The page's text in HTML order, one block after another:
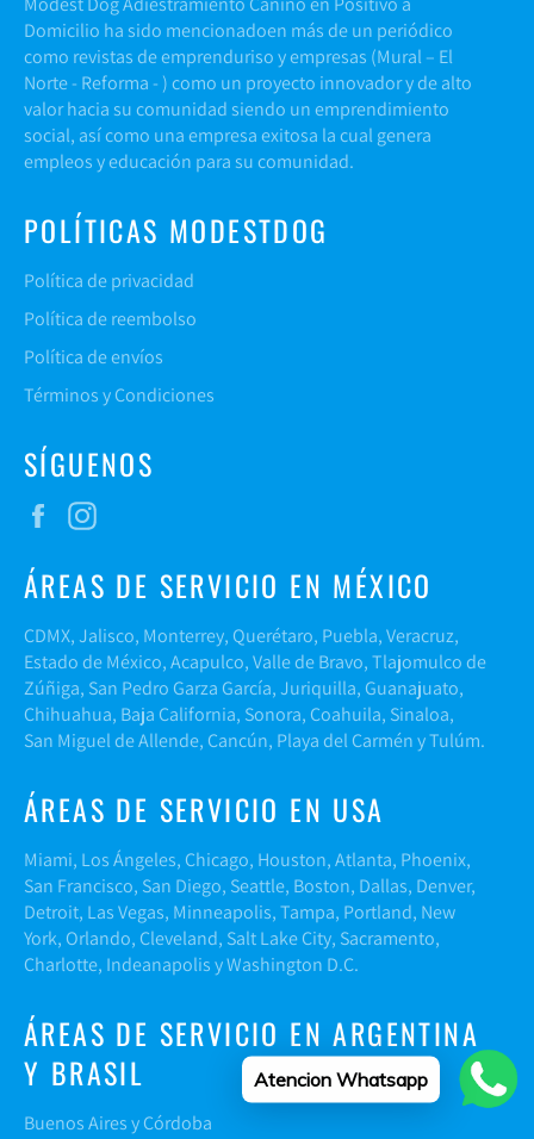
Domicilio ha sido mencionadoen más de un periódico
como revistas de emprenduriso y empresas (Mural– El
Norte - Reforma- ) como un proyecto innovador y de alto
valor hacia su comunidad siendo un emprendimiento
social, así como una empresa exitosa la cual genera
empleos y educación para su comunidad.
POLÍTICAS MODESTDOG
Política de privacidad
Política de reembolso
Política de envíos
Términos y Condiciones
SÍGUENOS
Facebook
ÁREAS DE SERVICIO EN MÉXICO
CDMX, Jalisco, Monterrey, Querétaro, Puebla, Veracruz,
Estado de México, Acapulco, Valle de Bravo, Tlajomulco de
Zúñiga, San Pedro Garza García, Juriquilla, Guanajuato,
Chihuahua, Baja California, Sonora, Coahuila, Sinaloa,
San Miguel de Allende, Cancún, Playa del Carmén y Tulúm.
ÁREAS DE SERVICIO EN USA
Miami, Los Ángeles, Chicago, Houston, Atlanta, Phoenix,
San Francisco, San Diego, Seattle, Boston, Dallas, Denver,
Detroit, Las Vegas, Minneapolis, Tampa, Portland, New
York, Orlando, Cleveland, Salt Lake City, Sacramento,
Charlotte, Indeanapolis y Washington D.C.
ÁREAS DE SERVICIO EN ARGENTINA
Y BRASIL
Buenos Aires y Córdoba
Atencion Whatsapp